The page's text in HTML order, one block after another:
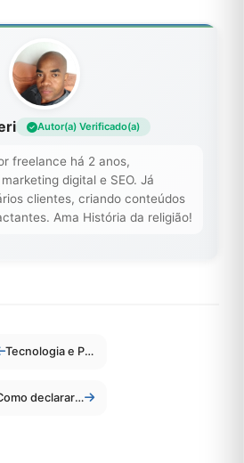
Autor(a) Verificado(a)
freelance há 2 anos,
digital e SEO. Já
clientes, criando conteúdos
Ama História da religião!
Tecnologia e Pets: Como Apps e Gadgets Estão Melhorando a Vida dos Animais
Como declarar o MEI no imposto de renda